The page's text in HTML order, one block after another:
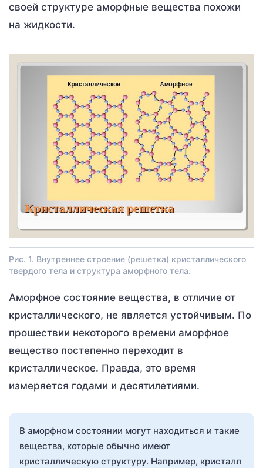
своей структуре аморфные вещества похожи
на жидкости.
Рис. 1. Внутреннее строение (решетка) кристаллического
твердого тела и структура аморфного тела.
Аморфное состояние вещества, в отличие от
кристаллического, не является устойчивым. По
прошествии некоторого времени аморфное
вещество постепенно переходит в
кристаллическое. Правда, это время
измеряется годами и десятилетиями.
В аморфном состоянии могут находиться и такие
вещества, которые обычно имеют
кристаллическую структуру. Например, кристалл